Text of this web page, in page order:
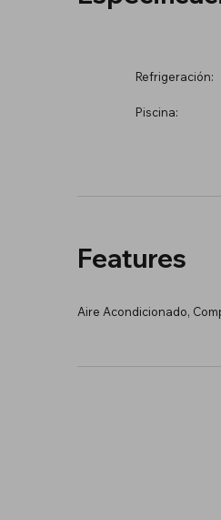
Refrigeración:
Piscina:
Features
Aire Acondicionado,